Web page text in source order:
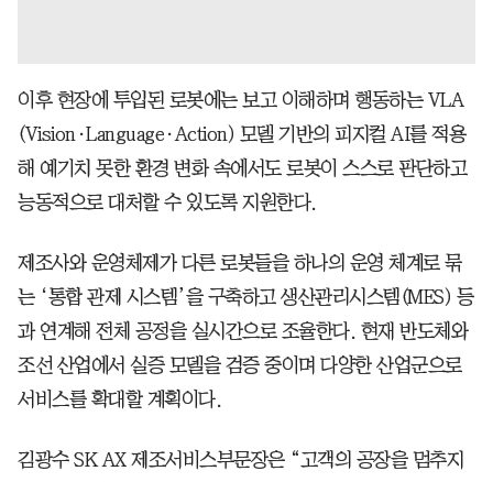
이후 현장에 투입된 로봇에는 보고 이해하며 행동하는 VLA
(Vision·Language·Action) 모델 기반의 피지컬 AI를 적용
해 예기치 못한 환경 변화 속에서도 로봇이 스스로 판단하고
능동적으로 대처할 수 있도록 지원한다.
제조사와 운영체제가 다른 로봇들을 하나의 운영 체계로 묶
는 ‘통합 관제 시스템’을 구축하고 생산관리시스템(MES) 등
과 연계해 전체 공정을 실시간으로 조율한다. 현재 반도체와
조선 산업에서 실증 모델을 검증 중이며 다양한 산업군으로
서비스를 확대할 계획이다.
김광수 SK AX 제조서비스부문장은 “고객의 공장을 멈추지